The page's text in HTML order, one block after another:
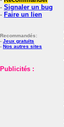
- Signaler un bug
- Faire un lien
Recommandés:
- Jeux gratuits
- Nos autres sites
Publicités :